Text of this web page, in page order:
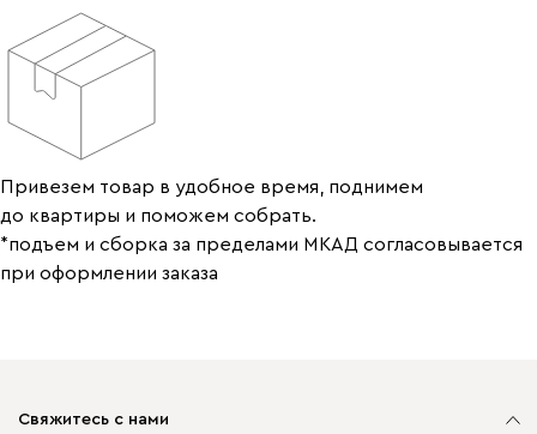
Привезем товар в удобное время, поднимем
до квартиры и поможем собрать.
*подъем и сборка за пределами МКАД согласовывается
при оформлении заказа
Свяжитесь с нами